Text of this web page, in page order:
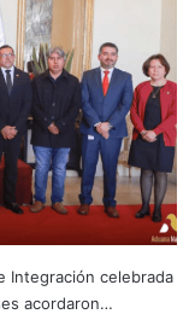
Integración celebrada
acordaron…